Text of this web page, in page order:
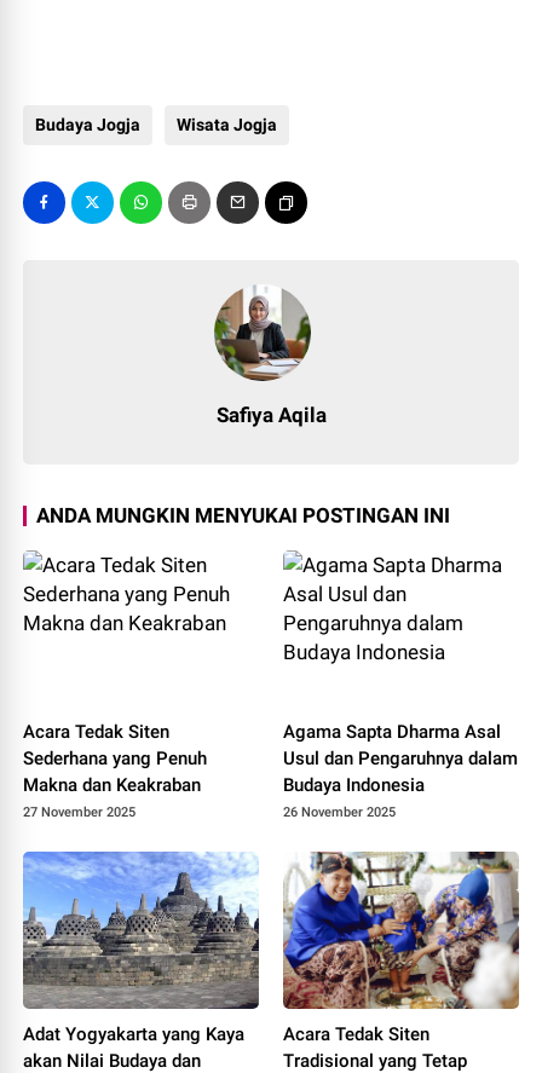
Budaya Jogja Wisata Jogja
Safiya Aqila
ANDA MUNGKIN MENYUKAI POSTINGAN INI
Acara Tedak Siten
Sederhana yang Penuh
Makna dan Keakraban
27 November 2025
Agama Sapta Dharma Asal
Usul dan Pengaruhnya dalam
Budaya Indonesia
26 November 2025
Adat Yogyakarta yang Kaya
akan Nilai Budaya dan
Acara Tedak Siten
Tradisional yang Tetap